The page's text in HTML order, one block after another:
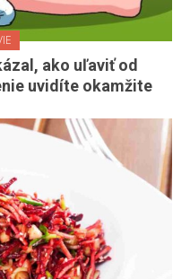
ako uľaviť od
uvidíte okamžite